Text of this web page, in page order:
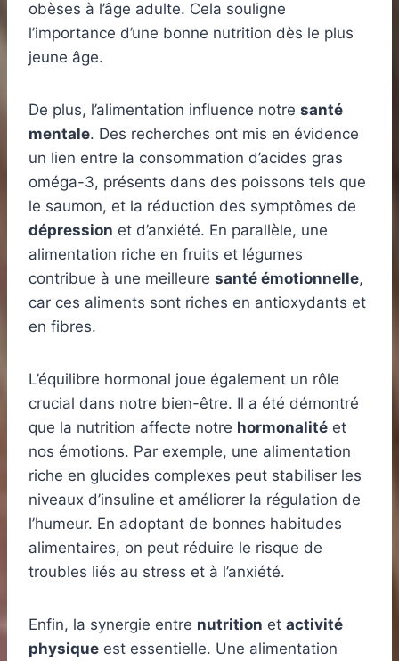
obèses à l’âge adulte. Cela souligne
l’importance d’une bonne nutrition dès le plus
jeune âge.
De plus, l’alimentation influence notre santé
mentale. Des recherches ont mis en évidence
un lien entre la consommation d’acides gras
oméga-3, présents dans des poissons tels que
le saumon, et la réduction des symptômes de
dépression et d’anxiété. En parallèle, une
alimentation riche en fruits et légumes
contribue à une meilleure santé émotionnelle,
car ces aliments sont riches en antioxydants et
en fibres.
L’équilibre hormonal joue également un rôle
crucial dans notre bien-être. Il a été démontré
que la nutrition affecte notre hormonalité et
nos émotions. Par exemple, une alimentation
riche en glucides complexes peut stabiliser les
niveaux d’insuline et améliorer la régulation de
l’humeur. En adoptant de bonnes habitudes
alimentaires, on peut réduire le risque de
troubles liés au stress et à l’anxiété.
Enfin, la synergie entre nutrition et activité
physique est essentielle. Une alimentation